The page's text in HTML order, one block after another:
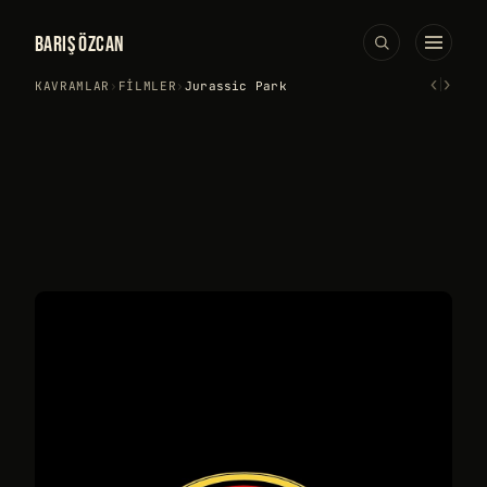
BARIŞ ÖZCAN
KAVRAMLAR › FILMLER › Jurassic Park ‹›